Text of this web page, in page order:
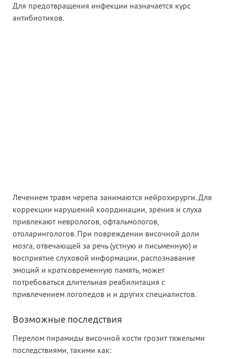
Для предотвращения инфекции назначается курс
антибиотиков.
Лечением травм черепа занимаются нейрохирурги. Для
коррекции нарушений координации, зрения и слуха
привлекают неврологов, офтальмологов,
отоларингологов. При повреждении височной доли
мозга, отвечающей за речь (устную и письменную) и
восприятие слуховой информации, распознавание
эмоций и кратковременную память, может
потребоваться длительная реабилитация с
привлечением логопедов и и других специалистов.
Возможные последствия
Перелом пирамиды височной кости грозит тяжелыми
последствиями, такими как: